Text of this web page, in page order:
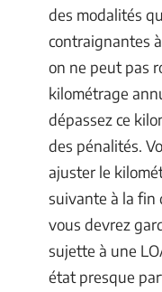
des modalités
contraignantes
on ne peut pas
kilométrage
dépassez ce
des pénalités.
ajuster le
suivante à la fin
vous devrez
sujette à une
état presque